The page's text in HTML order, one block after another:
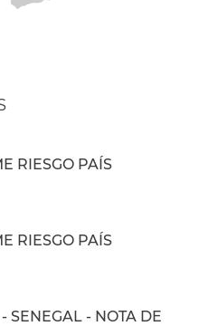
RIESGO PAÍS
RIESGO PAÍS
SENEGAL - NOTA DE